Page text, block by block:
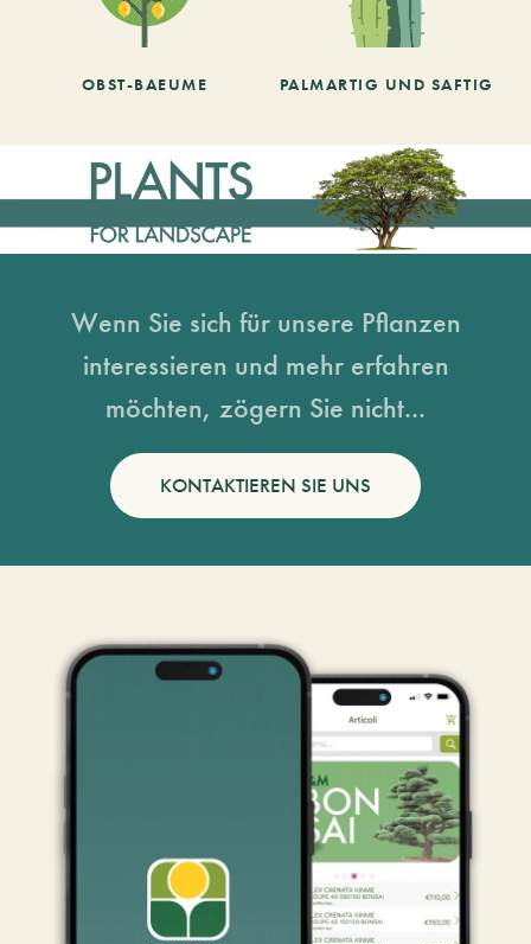
OBST-BAEUME PALMARTIG UND SAFTIG
Wenn Sie sich für unsere Pflanzen
interessieren und mehr erfahren
möchten, zögern Sie nicht...
KONTAKTIEREN SIE UNS